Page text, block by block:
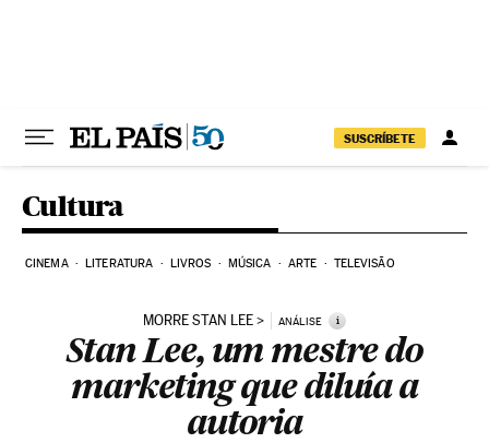
SUSCRÍBETE
Cultura
CINEMA LITERATURA LIVROS MÚSICA ARTE TELEVISÃO
MORRE STAN LEE ANÁLISE i
Stan Lee, um mestre do
marketing que diluía a
autoria